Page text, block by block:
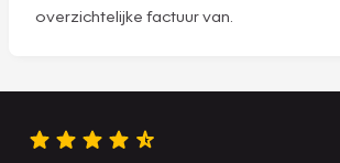
overzichtelijke factuur van.